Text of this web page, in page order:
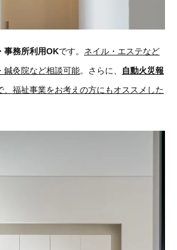
事務所利用OKです。 ネイル・エステなど
鍼灸院など相談可能。さらに、
自動火災報
、福祉事業をお考えの方にもオススメした